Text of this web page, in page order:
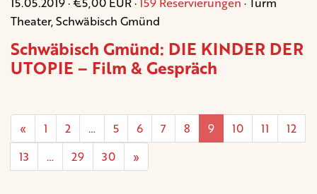
Theater, Schwäbisch Gmünd
Schwäbisch Gmünd: DIE KINDER DER
UTOPIE – Film & Gespräch
« 1 2 … 5 6 7 8 9 10 11
12
13
… 29 30 »